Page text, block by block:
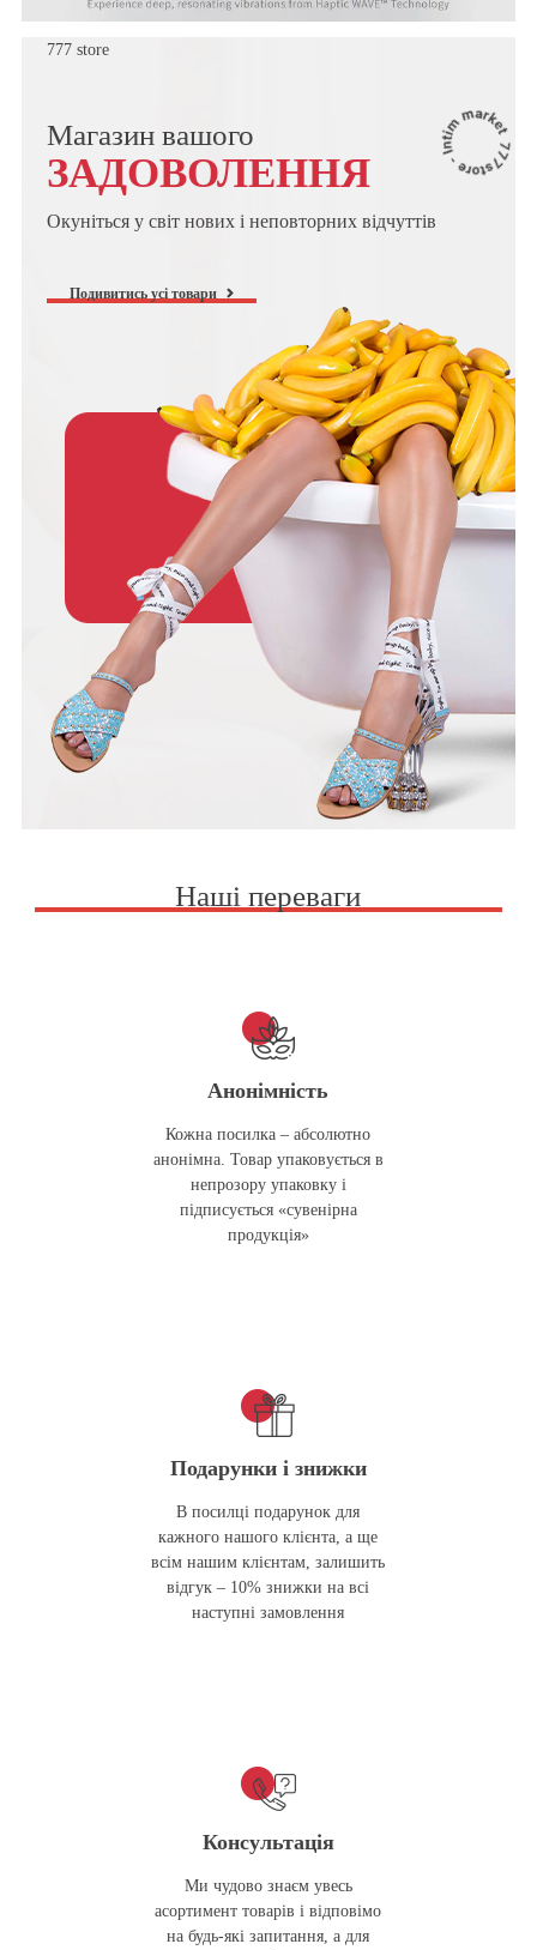
777 store
Магазин вашого
ЗАДОВОЛЕННЯ
Окуніться у світ нових і неповторних відчуттів
Подивитись усі товари
Наші переваги
Анонімність
Кожна посилка – абсолютно
анонімна. Товар упаковується в
непрозору упаковку і
підписується «сувенірна
продукція»
Подарунки і знижки
В посилці подарунок для
кажного нашого клієнта, а ще
всім нашим клієнтам, залишить
відгук – 10% знижки на всі
наступні замовлення
Консультація
Ми чудово знаєм увесь
асортимент товарів і відповімо
на будь-які запитання, а для